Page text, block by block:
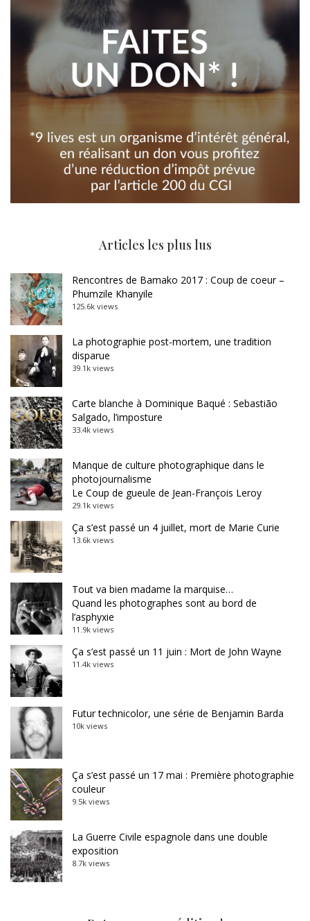
Articles les plus lus
Rencontres de Bamako 2017 : Coup de coeur –
Phumzile Khanyile
125.6k views
La photographie post-mortem, une tradition
disparue
39.1k views
Carte blanche à Dominique Baqué : Sebastião
Salgado, l’imposture
33.4k views
Manque de culture photographique dans le
photojournalisme
Le Coup de gueule de Jean-François Leroy
29.1k views
Ça s’est passé un 4 juillet, mort de Marie Curie
13.6k views
Tout va bien madame la marquise…
Quand les photographes sont au bord de
l’asphyxie
11.9k views
Ça s’est passé un 11 juin : Mort de John Wayne
11.4k views
Futur technicolor, une série de Benjamin Barda
10k views
Ça s’est passé un 17 mai : Première photographie
couleur
9.5k views
La Guerre Civile espagnole dans une double
exposition
8.7k views